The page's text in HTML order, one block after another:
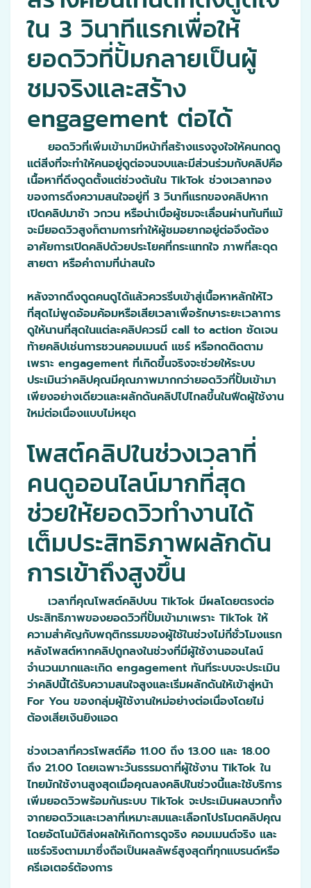
ใน 3 วินาทีแรกเพื่อให้
ยอดวิวที่ปั้มกลายเป็นผู้
ชมจริงและสร้าง
engagement ต่อได้
ยอดวิวที่เพิ่มเข้ามามีหน้าที่สร้างแรงจูงใจให้คนกดดู
แต่สิ่งที่จะทำให้คนอยู่ดูต่อจนจบและมีส่วนร่วมกับคลิปคือ
เนื้อหาที่ดึงดูดตั้งแต่ช่วงต้นใน TikTok ช่วงเวลาทอง
ของการดึงความสนใจอยู่ที่ 3 วินาทีแรกของคลิปหาก
เปิดคลิปมาช้า วกวน หรือน่าเบื่อผู้ชมจะเลื่อนผ่านทันทีแม้
จะมียอดวิวสูงก็ตามการทำให้ผู้ชมอยากอยู่ต่อจึงต้อง
อาศัยการเปิดคลิปด้วยประโยคที่กระแทกใจ ภาพที่สะดุด
สายตา หรือคำถามที่น่าสนใจ
หลังจากดึงดูดคนดูได้แล้วควรรีบเข้าสู่เนื้อหาหลักให้ไว
ที่สุดไม่พูดอ้อมค้อมหรือเสียเวลาเพื่อรักษาระยะเวลาการ
ดูให้นานที่สุดในแต่ละคลิปควรมี call to action ชัดเจน
ท้ายคลิปเช่นการชวนคอมเมนต์ แชร์ หรือกดติดตาม
เพราะ engagement ที่เกิดขึ้นจริงจะช่วยให้ระบบ
ประเมินว่าคลิปคุณมีคุณภาพมากกว่ายอดวิวที่ปั้มเข้ามา
เพียงอย่างเดียวและผลักดันคลิปไปไกลขึ้นในฟีดผู้ใช้งาน
ใหม่ต่อเนื่องแบบไม่หยุด
โพสต์คลิปในช่วงเวลาที่
คนดูออนไลน์มากที่สุด
ช่วยให้ยอดวิวทำงานได้
เต็มประสิทธิภาพผลักดัน
การเข้าถึงสูงขึ้น
เวลาที่คุณโพสต์คลิปบน TikTok มีผลโดยตรงต่อ
ประสิทธิภาพของยอดวิวที่ปั้มเข้ามาเพราะ TikTok ให้
ความสำคัญกับพฤติกรรมของผู้ใช้ในช่วงไม่กี่ชั่วโมงแรก
หลังโพสต์หากคลิปถูกลงในช่วงที่มีผู้ใช้งานออนไลน์
จำนวนมากและเกิด engagement ทันทีระบบจะประเมิน
ว่าคลิปนี้ได้รับความสนใจสูงและเริ่มผลักดันให้เข้าสู่หน้า
For You ของกลุ่มผู้ใช้งานใหม่อย่างต่อเนื่องโดยไม่
ต้องเสียเงินยิงแอด
ช่วงเวลาที่ควรโพสต์คือ 11.00 ถึง 13.00 และ 18.00
ถึง 21.00 โดยเฉพาะวันธรรมดาที่ผู้ใช้งาน TikTok ใน
ไทยมักใช้งานสูงสุดเมื่อคุณลงคลิปในช่วงนี้และใช้บริการ
เพิ่มยอดวิวพร้อมกันระบบ TikTok จะประเมินผลบวกทั้ง
จากยอดวิวและเวลาที่เหมาะสมและเลือกโปรโมตคลิปคุณ
โดยอัตโนมัติส่งผลให้เกิดการดูจริง คอมเมนต์จริง และ
แชร์จริงตามมาซึ่งถือเป็นผลลัพธ์สูงสุดที่ทุกแบรนด์หรือ
ครีเอเตอร์ต้องการ